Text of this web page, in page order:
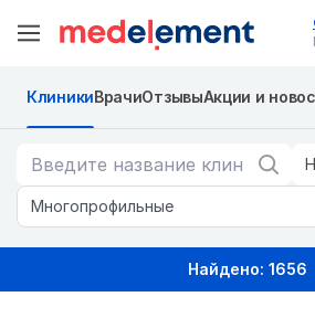
КлиникиВрачиОтзывыАкции и
Многопрофильные
Найдено: 1656